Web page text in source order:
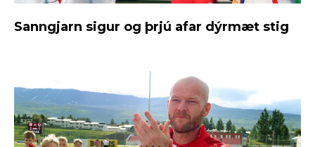
Sanngjarn sigur og þrjú afar dýrmæt stig